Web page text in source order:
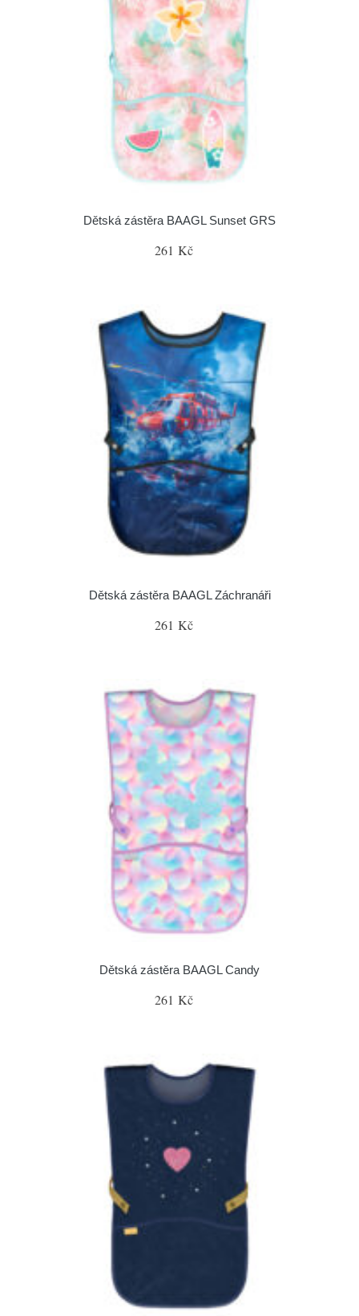
Dětská zástěra BAAGL Sunset GRS
261 Kč
Dětská zástěra BAAGL Záchranáři
261 Kč
Dětská zástěra BAAGL Candy
261 Kč